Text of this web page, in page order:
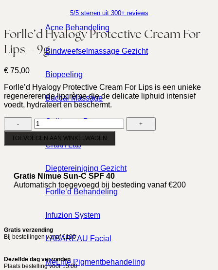
Acne Behandeling
Bindweefselmassage Gezicht
Biopeeling
Buccal Massage
Collageen Booster
Craith Lab
Dieptereiniging Gezicht
Forlle’d Behandeling
Infuzion System
LABAREAU Facial
MeLine Pigmentbehandeling
5/5 sterren uit 300+ reviews
Forlle’d Hyalogy Protective Cream For
Lips – 9g
€ 75,00
Forlle’d Hyalogy Protective Cream For Lips is een unieke
regenererende lipcrème die de delicate liphuid intensief
voedt, hydrateert en beschermt.
Forlle'd
Hyalogy
Protective
Cream
Lips
-
9g
aantal
TOEVOEGEN AAN WINKELWAGEN
Gratis Nimue Sun-C SPF 40
Automatisch toegevoegd bij besteding vanaf €200
Gratis verzending
Bij bestellingen vanaf €100
Dezelfde dag verzonden
Plaats bestelling voor 15:00